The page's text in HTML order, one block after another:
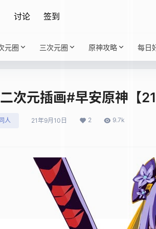
讨论 签到
元圈 三次元圈 原神攻略 每日
次元插画#早安原神【
人 21年9月10日 2 9.7k